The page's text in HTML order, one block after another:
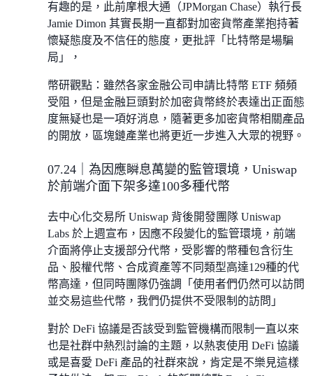
有趣的是，此前摩根大通（JPMorgan Chase）執行長
Jamie Dimon 其實長期一直都對加密貨幣產業抱持著
懷疑態度及不信任的態度，更批評「比特幣是場騙
局」，
幣研觀點：雖然各家金融公司申請比特幣 ETF 頻頻
受阻，但是金融巨頭對於加密貨幣終於表達出正面態
度無疑也是一項好消息，隨著更多加密貨幣相關產品
的開放，區塊鏈產業也將更近一步進入大眾的視野。
07.24｜為因應瞬息萬變的監管環境，Uniswap
於前端介面下架多達100多種代幣
去中心化交易所 Uniswap 背後開發團隊 Uniswap
Labs 於上週宣布，因應不段變化的監管環境，前端
介面將停止支援部分代幣，受影響的幣種包含衍生
品、股權代幣、合成資產等不同類型高達129種的代
幣高達，但同時團隊仍強調「使用者們仍然可以訪問
並交易這些代幣，我們仍提供不受限制的訪問」
對於 DeFi 協議是否該受到監管機構而限制一直以來
也是社群中熱烈討論的主題，以熱衷使用 DeFi 協議
或是喜愛 DeFi 產品的社群來說，肯定是不樂見這樣